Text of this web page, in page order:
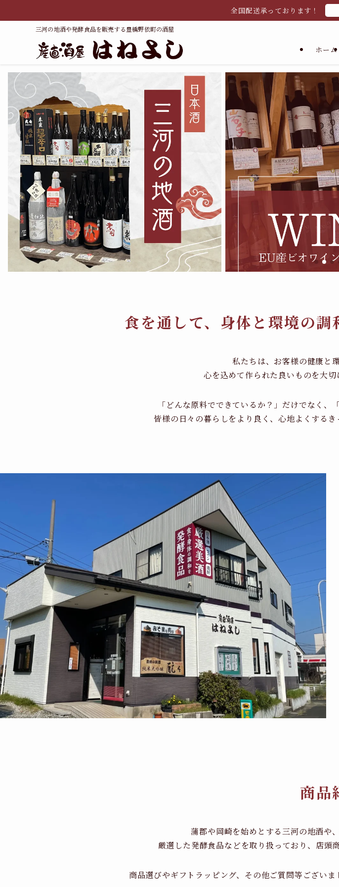
全国配送承っております！
三河の地酒や発酵食品を販売する豊橋野依町の酒屋
ホーム
食を通して、身体と環境の調
私たちは、お客様の健康と
心を込めて作られた良いものを大切
「どんな原料でできているか？」だけでなく、
皆様の日々の暮らしをより良く、心地よくする
商品
蒲郡や岡崎を始めとする三河の地酒や
厳選した発酵食品などを取り扱っており、店頭
商品選びやギフトラッピング、その他ご質問等ござい